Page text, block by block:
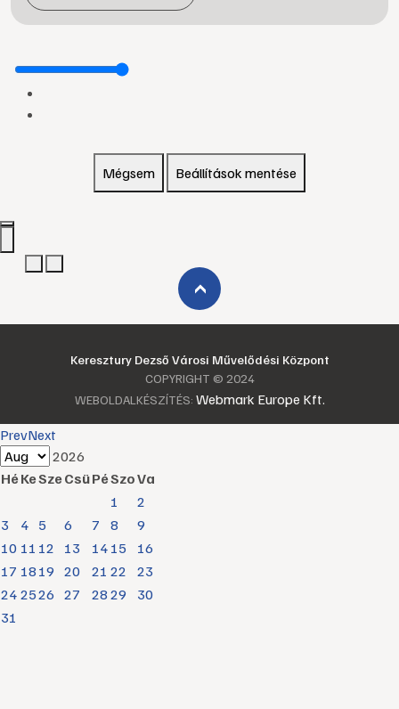
Mégsem Beállítások mentése
›
Keresztury Dezső Városi Művelődési Központ
COPYRIGHT © 2024
WEBOLDALKÉSZÍTÉS: Webmark Europe Kft.
PrevNext
2026
HéKeSzeCsüPéSzoVa
1
2
3
4 5 6 7 8
9
10 11 12 13 14 15
16
17 18 19 20 21 22
23
24 2526 27 28 29
30
31